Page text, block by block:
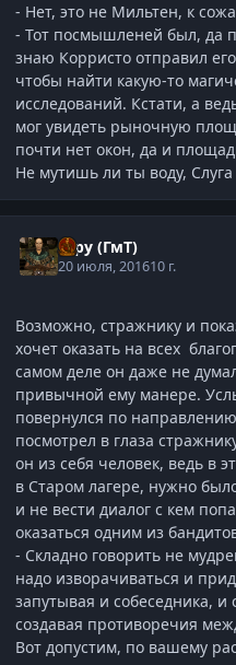
- Нет, это не Мильтен, к
- Тот посмышленей был, да
знаю Корристо отправил
чтобы найти какую-то
исследований. Кстати, а
мог увидеть рыночную
почти нет окон, да и
Не мутишь ли ты воду,
Гуру (ГмТ)
20 июля, 201610 г.
Возможно, стражнику и
хочет оказать на всех
самом деле он даже не
привычной ему манере.
повернулся по
посмотрел в глаза
он из себя человек, ведь в
в Старом лагере, нужно
и не вести диалог с кем
оказаться одним из
- Складно говорить не
надо изворачиваться и
запутывая и собеседника,
создавая противоречия
Вот допустим, по вашему